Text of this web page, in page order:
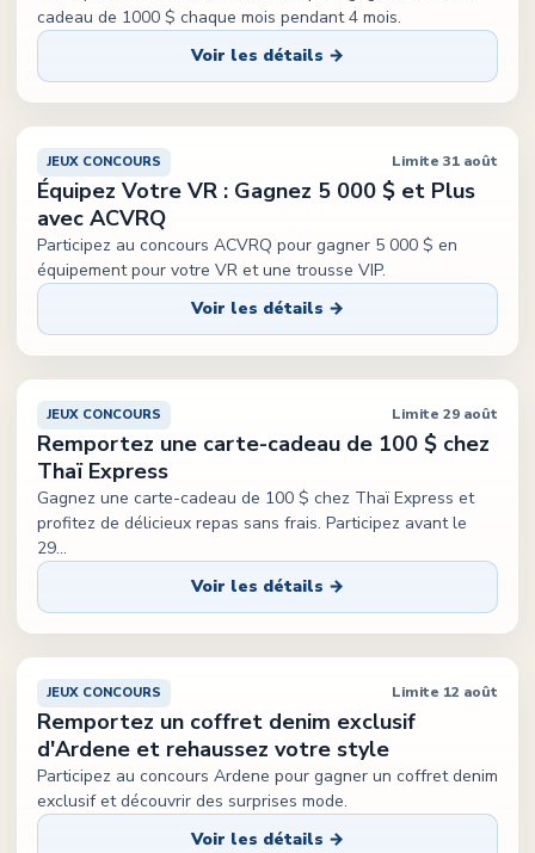
cadeau de 1000 $ chaque mois pendant 4 mois.
Voir les détails →
JEUX CONCOURS Limite 31 août
Équipez Votre VR : Gagnez 5 000 $ et Plus
avec ACVRQ
Participez au concours ACVRQ pour gagner 5 000 $ en
équipement pour votre VR et une trousse VIP.
Voir les détails →
JEUX CONCOURS Limite 29 août
Remportez une carte-cadeau de 100 $ chez
Thaï Express
Gagnez une carte-cadeau de 100 $ chez Thaï Express et
profitez de délicieux repas sans frais. Participez avant le
29...
Voir les détails →
JEUX CONCOURS Limite 12 août
Remportez un coffret denim exclusif
d'Ardene et rehaussez votre style
Participez au concours Ardene pour gagner un coffret denim
exclusif et découvrir des surprises mode.
Voir les détails →